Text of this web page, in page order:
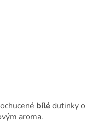
bílé dutinky o
aroma.